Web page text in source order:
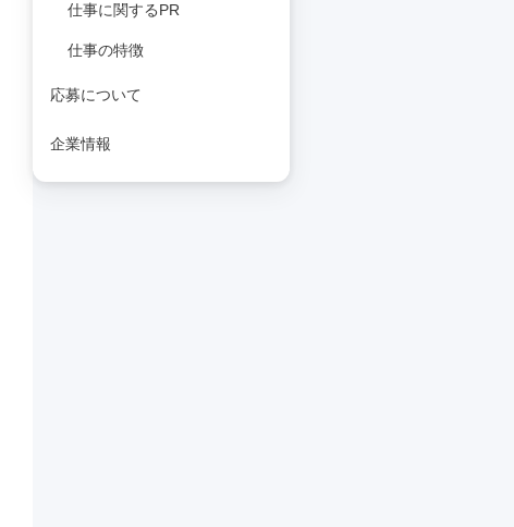
仕事に関するPR
仕事の特徴
応募について
企業情報